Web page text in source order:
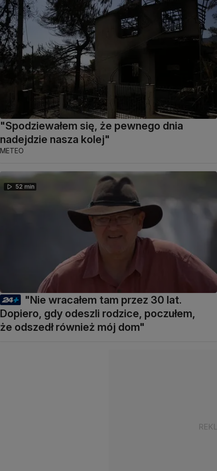
"Spodziewałem się, że pewnego dnia
nadejdzie nasza kolej"
METEO
52 min
"Nie wracałem tam przez 30 lat.
Dopiero, gdy odeszli rodzice, poczułem,
że odszedł również mój dom"